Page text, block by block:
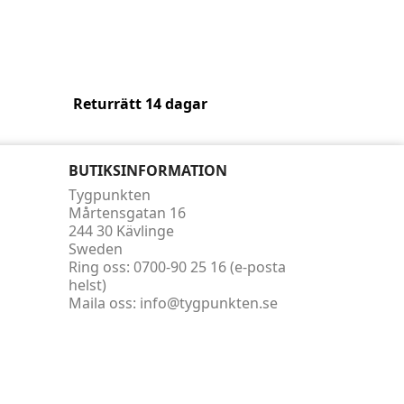
Returrätt 14 dagar
BUTIKSINFORMATION
Tygpunkten
Mårtensgatan 16
244 30 Kävlinge
Sweden
Ring oss: 0700-90 25 16 (e-posta
helst)
Maila oss: info@tygpunkten.se